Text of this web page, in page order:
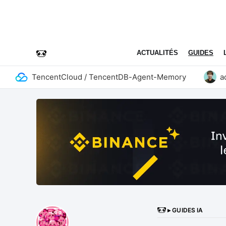
ACTUALITÉS GUIDES
TencentCloud / TencentDB-Agent-Memory
▸ GUIDES IA